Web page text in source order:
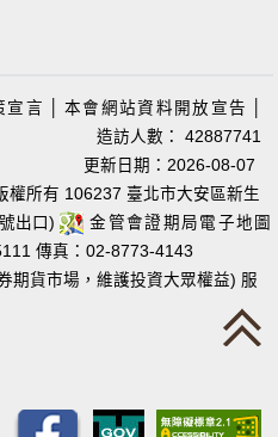
宣言 │本會網站資料開放宣告
造訪人數： 42887741
更新日期：2026-08-07
權所有 106237 臺北市大安區新生
出口)
金管會證期局電子地圖
傳真：02-8773-4143
期貨市場，維護投資大眾權益) 服